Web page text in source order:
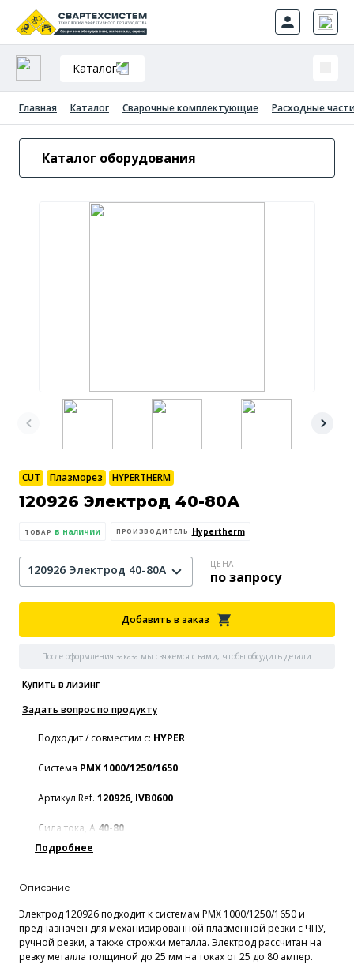
Каталог
Главная Каталог Сварочные комплектующие Расходные
Каталог оборудования
CUT Плазморез HYPERTHERM
120926 Электрод 40-80А
ТОВАР в наличии ПРОИЗВОДИТЕЛЬ Hypertherm
120926 Электрод 40-80А ЦЕНА
по запросу
Добавить в заказ
После оформления заказа мы свяжемся с вами, чтобы обсудить детали
Купить в лизинг
Задать вопрос по продукту
Подходит / совместим с: HYPER
Система PMX 1000/1250/1650
Артикул Ref. 120926, IVB0600
Сила тока, А 40-80
Подробнее
Описание
Электрод 120926 подходит к системам PMX 1000/1250/1650 и
предназначен для механизированной плазменной резки с ЧПУ,
ручной резки, а также строжки металла. Электрод рассчитан на
резку металла толщиной до 25 мм на токах от 25 до 80 ампер.